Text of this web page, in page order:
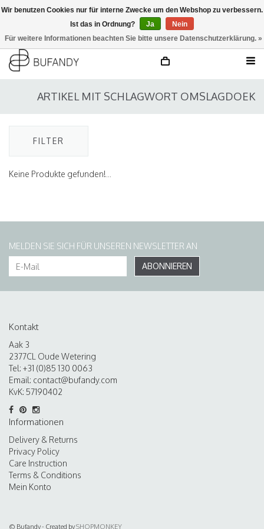
ARTIKEL MIT SCHLAGWORT OMSLAGDOEK
FILTER
Keine Produkte gefunden!...
MELDEN SIE SICH FÜR UNSEREN NEWSLETTER AN
ABONNIEREN
Kontakt
Aak 3
2377CL Oude Wetering
Tel: +31 (0)85 130 0063
Email: contact@bufandy.com
KvK: 57190402
Informationen
Delivery & Returns
Privacy Policy
Care Instruction
Terms & Conditions
Mein Konto
© Bufandy - Created bySHOPMONKEY
Wir benutzen Cookies nur für interne Zwecke um den Webshop zu verbessern.
Ist das in Ordnung?
Ja
Nein
Für weitere Informationen beachten Sie bitte unsere Datenschutzerklärung. »